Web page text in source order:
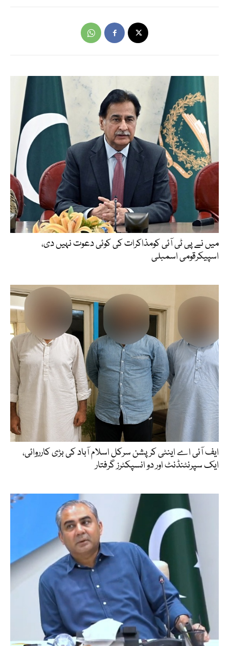
میں نے پی ٹی آئی کومذاکرات کی کوئی دعوت نہیں دی،
اسپیکرقومی اسمبلی
ایف آئی اے اینٹی کرپشن سرکل اسلام آباد کی بڑی کارروائی،
ایک سپرنٹنڈنٹ اور دو انسپکٹرز گرفتار